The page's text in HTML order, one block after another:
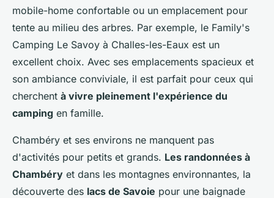
mobile-home confortable ou un emplacement pour
tente au milieu des arbres. Par exemple, le Family's
Camping Le Savoy à Challes-les-Eaux est un
excellent choix. Avec ses emplacements spacieux et
son ambiance conviviale, il est parfait pour ceux qui
cherchent à vivre pleinement l'expérience du
camping en famille.
Chambéry et ses environs ne manquent pas
d'activités pour petits et grands. Les randonnées à
Chambéry et dans les montagnes environnantes, la
découverte des lacs de Savoie pour une baignade